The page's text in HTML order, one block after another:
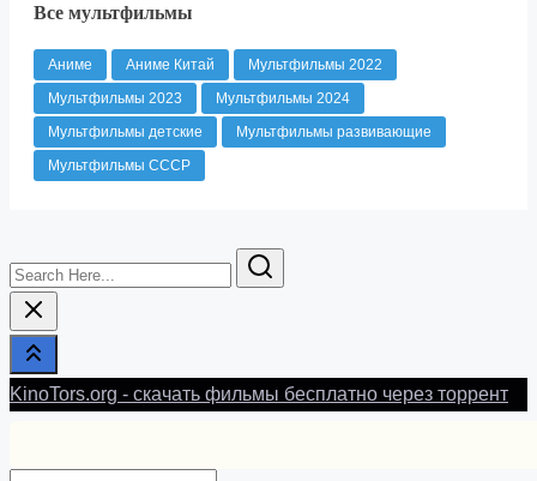
Все мультфильмы
Аниме Аниме Китай
Мультфильмы 2022
Мультфильмы 2023
Мультфильмы 2024
Мультфильмы детские
Мультфильмы развивающие
Мультфильмы СССР
Search
Here...
KinoTors.org - скачать фильмы бесплатно через торрент